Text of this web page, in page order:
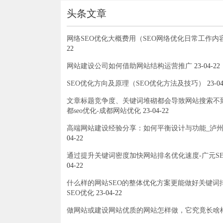
头条文章
网络SEO优化大概费用（SEO网络优化日常工作内
22
网站建设公司如何借助网站结构运营推广 23-04-22
SEO优化方向及原理（SEO优化方法及技巧） 23-
文章标题竞争度、关键词堆砌都会导致网站搜索不
都seo优化-成都网站优化 23-04-22
高端网站建设经验分享：如何平衡设计与功能_泸
04-22
通过提升关键词密度加快网站排名优化速度-广元
04-22
什么样的网站SEO的整体优化方案更能做好关键词
SEO优化 23-04-22
做网站或建设网站优质的网站怎样做，它究竟长啥